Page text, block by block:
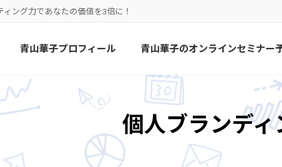
ング力であなたの価値を3倍に！
青山華子プロフィール 青山華子のオンラインセミナー
個人ブランディ